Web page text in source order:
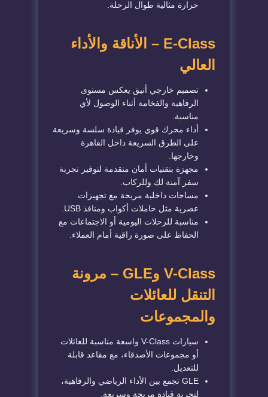
حرارة مثالية طوال الرحلة.
E-Class – الأناقة والأداء
العالي
تصميم خارجي أنيق يعكس مستوى
الرفاهية والفخامة أثناء الوصول لأي
مناسبة.
أداء محرك قوي يوفر قيادة سلسة وسريعة
على الطرق السريعة داخل القاهرة
وخارجها.
مجهزة بتقنيات أمان متقدمة لتوفير تجربة
سفر آمنة لك وللركاب.
مساحات داخلية مريحة مع تجهيزات
عصرية مثل حاملات أكواب ومنافذ USB.
مناسبة للرحلات اليومية أو الاجتماعات مع
الحفاظ على صورة راقية أمام العملاء.
V-Class وGLE – مرونة
التنقل للعائلات
والمجموعات
سيارات V-Class واسعة مناسبة للعائلات
أو مجموعات الأصدقاء، مع مقاعد قابلة
للتعديل.
GLE تجمع بين الأداء الرياضي والرفاهية،
لتجربة قيادة مريحة وسريعة.